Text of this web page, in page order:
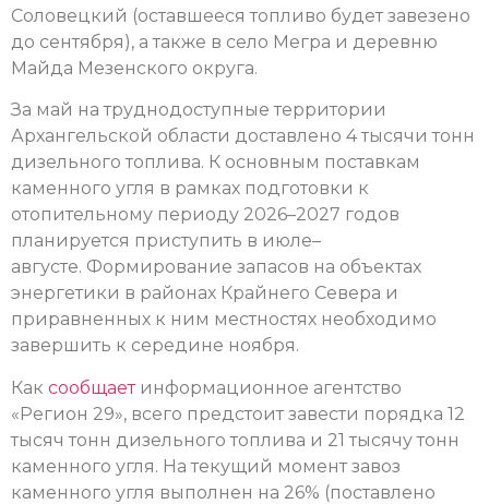
Соловецкий (оставшееся топливо будет завезено
до сентября), а также в село Мегра и деревню
Майда Мезенского округа.
За май на труднодоступные территории
Архангельской области доставлено 4 тысячи тонн
дизельного топлива. К основным поставкам
каменного угля в рамках подготовки к
отопительному периоду 2026–2027 годов
планируется приступить в июле–
августе. Формирование запасов на объектах
энергетики в районах Крайнего Севера и
приравненных к ним местностях необходимо
завершить к середине ноября.
Как сообщаетинформационное агентство
«Регион 29», всего предстоит завести порядка 12
тысяч тонн дизельного топлива и 21 тысячу тонн
каменного угля. На текущий момент завоз
каменного угля выполнен на 26% (поставлено